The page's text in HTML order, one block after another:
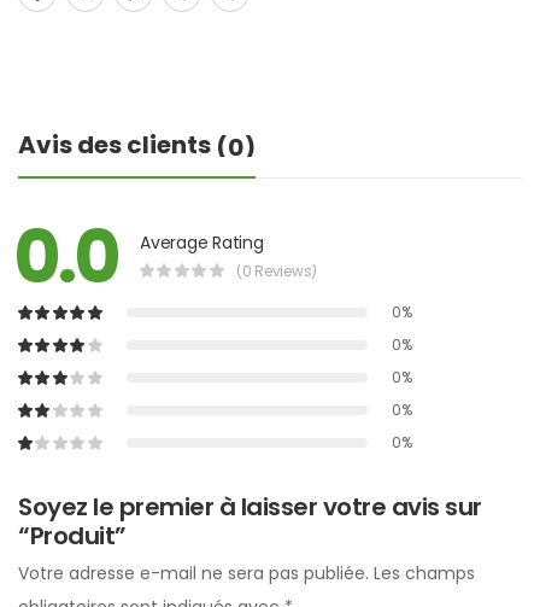
Avis des clients (0)
0.0 Average Rating
(0 Reviews)
0%
0%
0%
0%
0%
Soyez le premier à laisser votre avis sur
“Produit”
Votre adresse e-mail ne sera pas publiée. Les champs